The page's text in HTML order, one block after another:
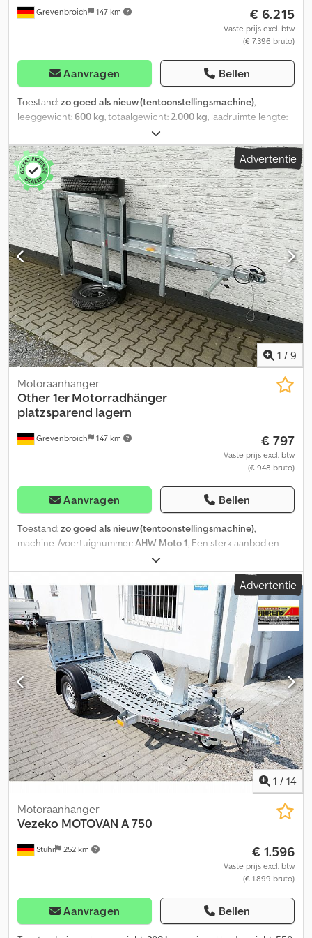
Grevenbroich 147 km € 6.215
Vaste prijs excl. btw
(€ 7.396 bruto)
Aanvragen Bellen
Toestand:zo goed als nieuw (tentoonstellingsmachine),
leeggewicht:600 kg, totaalgewicht:2.000 kg, laadruimte lengte:
1.670 mm
mm, Bouwjaar:2025, Bij ANHÄNGERWIRTZ zijn veel modellen
online beschikbaar. Gemakkelijk en 24/7 online kopen met zelf
afhalen of laten bezorgen. De afhaalmarkt voor uw nieuwe
aanhangwagen biedt sterke merkfabrikaten! Meer dan 850
nieuwe aanhangwagens op voorraad en meer dan 130 gebruikte
aanhangwagens continu in het aanbod. Vrijblijvend voorbeeld:
gesloten aanhangwagen Cargoboxx M+ roadster 312x167x199 cm
laadruimte, 2000 kg Pullman II tandem V chassis geschikt voor 100
km/u, aerodynamisch polyester front en dak in zwart, aluminium
vloer en achterdeuren te combineren als laadklep,
binnenverlichting, sjorogen, derde remlicht, automatisch
steunwiel... Online actie. Verkoop en telefonische bestellingen op
de volgende tijden: MA-VR 08.00-12.30 en 14.00-18.00 uur of 24/7
via onze webshop op trailershop.nl. Copyright - Merkbescherming
04/26 ROADSTER2000ALUPOLYBLACK. Djdpfey Aft Iex Akcewa
Advertentie
1 / 9
Grevenbroich 147 km
Motoraanhanger
Other1er Motorradhänger
platzsparend lagern
€ 797
Vaste prijs excl. btw
(€ 948 bruto)
Aanvragen Bellen
Toestand:zo goed als nieuw (tentoonstellingsmachine),
machine-/voertuignummer:AHW Moto 1 , Een sterk aanbod en
eenvoudig veilig online bestellen bij het grootste
aanhangerdepot in het Rijnland! Profiteer van onze direct
leverbare motortransportaanhangers. Uitverkoop van restpartijen
uit de tweede selectie, zolang de voorraad strekt! De uitrusting
omvat klauwhaak voor het eenvoudig laden en vastzetten van de
motor, en een oprijplaat. De motortrailer kan eenvoudig zijdelings
rechtop en zeer ruimtebesparend worden opgeslagen. Informeer
ook naar andere afmetingen en accessoires. Direct leverbaar!
Dwodpoi R Rndjfx Akcea Superlichte motortrailer voor 1
motorfiets Grote banden Totale breedte 150 cm Breedte tussen
de spatborden 107 cm Totale lengte 270 cm Laadlengte 225 cm
Staand slechts 72 cm breed Verlichting 12 Volt/ 7-polig Stalen
delen verzinkt Zonder rem – rijbewijsvrij te gebruiken
Afbeeldingen kunnen per fabriekaflevering afwijken.
Telefonische bestellingen of 24/7 online bestellen. 10-25 Moto 1
Uitverkoop
Advertentie
1 / 14
Stuhr 252 km
Motoraanhanger
Vezeko MOTOVAN A 750
€ 1.596
Vaste prijs excl. btw
(€ 1.899 bruto)
Aanvragen Bellen